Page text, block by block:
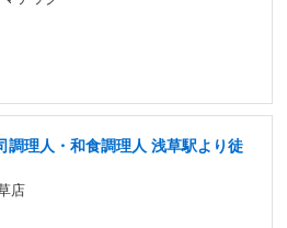
調理人・和食調理人 浅草駅より徒
店